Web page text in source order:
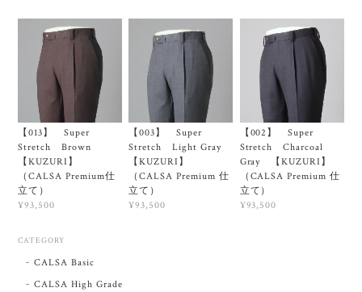
【013】 Super
Stretch Brown
【KUZURI】
（CALSA Premium仕
立て）
¥93,500
【003】 Super
Stretch Light Gray
【KUZURI】
（CALSA Premium 仕
立て）
¥93,500
【002】 Super
Stretch Charcoal
Gray 【KUZURI】
（CALSA Premium 仕
立て）
¥93,500
CATEGORY
CALSA Basic
CALSA High Grade